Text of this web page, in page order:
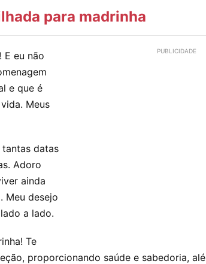
para madrinha
E eu não
e que é
Meus
tantas datas
Adoro
ainda
Meu desejo
a lado.
Te
proporcionando saúde e sabedoria,